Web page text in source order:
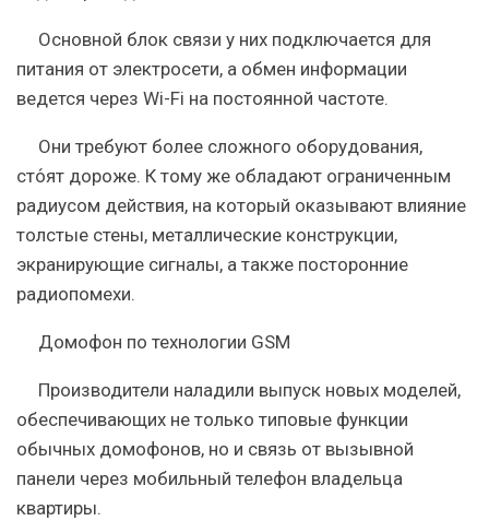
Основной блок связи у них подключается для
питания от электросети, а обмен информации
ведется через Wi-Fi на постоянной частоте.
Они требуют более сложного оборудования,
сто́ят дороже. К тому же обладают ограниченным
радиусом действия, на который оказывают влияние
толстые стены, металлические конструкции,
экранирующие сигналы, а также посторонние
радиопомехи.
Домофон по технологии GSM
Производители наладили выпуск новых моделей,
обеспечивающих не только типовые функции
обычных домофонов, но и связь от вызывной
панели через мобильный телефон владельца
квартиры.